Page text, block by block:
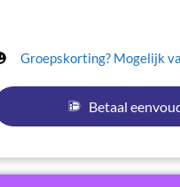
Groepskorting? Mogelijk
Betaal